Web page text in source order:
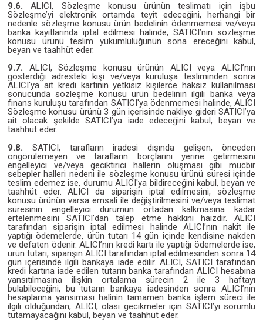
9.6. ALICI, Sözleşme konusu ürünün teslimatı için işbu
Sözleşme’yi elektronik ortamda teyit edeceğini, herhangi bir
nedenle sözleşme konusu ürün bedelinin ödenmemesi ve/veya
banka kayıtlarında iptal edilmesi halinde, SATICI’nın sözleşme
konusu ürünü teslim yükümlülüğünün sona ereceğini kabul,
beyan ve taahhüt eder.
9.7. ALICI, Sözleşme konusu ürünün ALICI veya ALICI’nın
gösterdiği adresteki kişi ve/veya kuruluşa tesliminden sonra
ALICI'ya ait kredi kartının yetkisiz kişilerce haksız kullanılması
sonucunda sözleşme konusu ürün bedelinin ilgili banka veya
finans kuruluşu tarafından SATICI'ya ödenmemesi halinde, ALICI
Sözleşme konusu ürünü 3 gün içerisinde nakliye gideri SATICI’ya
ait olacak şekilde SATICI’ya iade edeceğini kabul, beyan ve
taahhüt eder.
9.8. SATICI, tarafların iradesi dışında gelişen, önceden
öngörülemeyen ve tarafların borçlarını yerine getirmesini
engelleyici ve/veya geciktirici hallerin oluşması gibi mücbir
sebepler halleri nedeni ile sözleşme konusu ürünü süresi içinde
teslim edemez ise, durumu ALICI'ya bildireceğini kabul, beyan ve
taahhüt eder. ALICI da siparişin iptal edilmesini, sözleşme
konusu ürünün varsa emsali ile değiştirilmesini ve/veya teslimat
süresinin engelleyici durumun ortadan kalkmasına kadar
ertelenmesini SATICI’dan talep etme hakkını haizdir. ALICI
tarafından siparişin iptal edilmesi halinde ALICI’nın nakit ile
yaptığı ödemelerde, ürün tutarı 14 gün içinde kendisine nakden
ve defaten ödenir. ALICI’nın kredi kartı ile yaptığı ödemelerde ise,
ürün tutarı, siparişin ALICI tarafından iptal edilmesinden sonra 14
gün içerisinde ilgili bankaya iade edilir. ALICI, SATICI tarafından
kredi kartına iade edilen tutarın banka tarafından ALICI hesabına
yansıtılmasına ilişkin ortalama sürecin 2 ile 3 haftayı
bulabileceğini, bu tutarın bankaya iadesinden sonra ALICI’nın
hesaplarına yansıması halinin tamamen banka işlem süreci ile
ilgili olduğundan, ALICI, olası gecikmeler için SATICI’yı sorumlu
tutamayacağını kabul, beyan ve taahhüt eder.